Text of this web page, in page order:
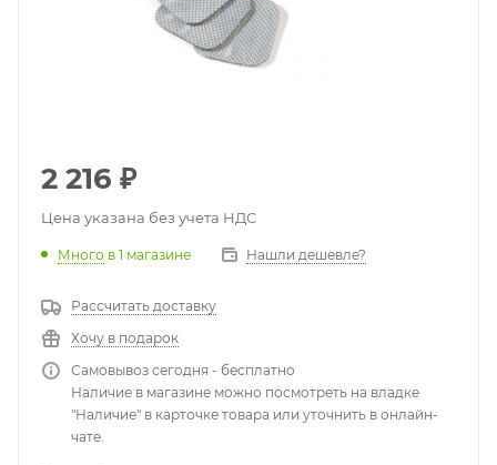
2 216 ₽
Цена указана без учета НДС
Много в 1 магазине Нашли дешевле?
Рассчитать доставку
Хочу в подарок
Самовывоз сегодня - бесплатно
Наличие в магазине можно посмотреть на владке
"Наличие" в карточке товара или уточнить в онлайн-
чате.